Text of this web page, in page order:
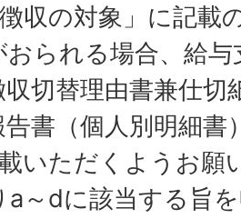
徴収の対象」に記
おられる場合、給
収切替理由書兼仕
書（個人別明細書
いただくようお願
a～dに該当する旨